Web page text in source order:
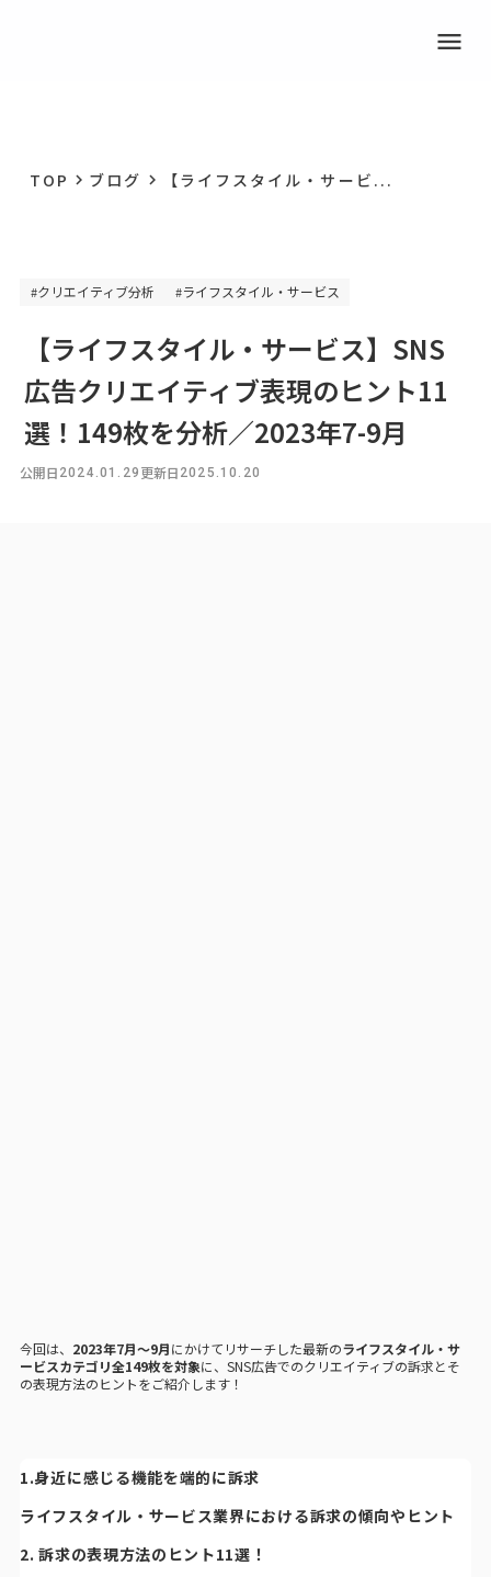
menu
TOP keyboard_arrow_right ブログ keyboard_arrow_right 【ライフスタイル・サービ...
#クリエイティブ分析 #ライフスタイル・サービス
【ライフスタイル・サービス】SNS
広告クリエイティブ表現のヒント11
選！149枚を分析／2023年7-9月
公開日 2024.01.29 更新日 2025.10.20
今回は、 2023年7月〜9月にかけてリサーチした最新のライフスタイル・サ
ービスカテゴリ全149枚を対象に、SNS広告でのクリエイティブの訴求とそ
の表現方法のヒントをご紹介します！
1.身近に感じる機能を端的に訴求
ライフスタイル・サービス業界における訴求の傾向やヒント
2. 訴求の表現方法のヒント11選！